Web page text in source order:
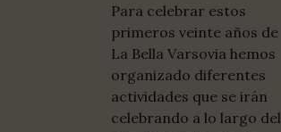
Para celebrar estos
primeros veinte años de
La Bella Varsovia hemos
organizado diferentes
actividades que se irán
celebrando a lo largo del